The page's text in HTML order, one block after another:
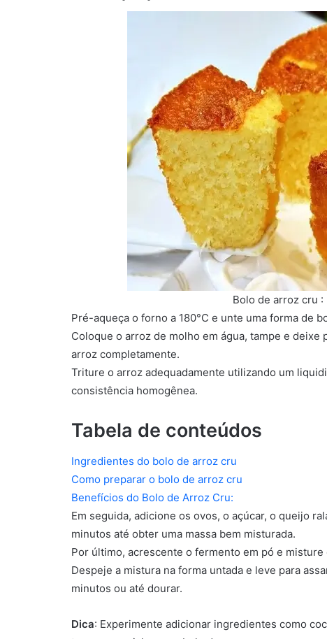
Bolo de arroz cru
Pré-aqueça o forno a 180°C e unte uma forma de
Coloque o arroz de molho em água, tampe e
arroz completamente.
Triture o arroz adequadamente utilizando um
consistência homogênea.
Tabela de conteúdos
Ingredientes do bolo de arroz cru
Como preparar o bolo de arroz cru
Benefícios do Bolo de Arroz Cru:
Em seguida, adicione os ovos, o açúcar, o queijo
minutos até obter uma massa bem misturada.
Por último, acrescente o fermento em pó e misture
Despeje a mistura na forma untada e leve para
minutos ou até dourar.
Dica: Experimente adicionar ingredientes como